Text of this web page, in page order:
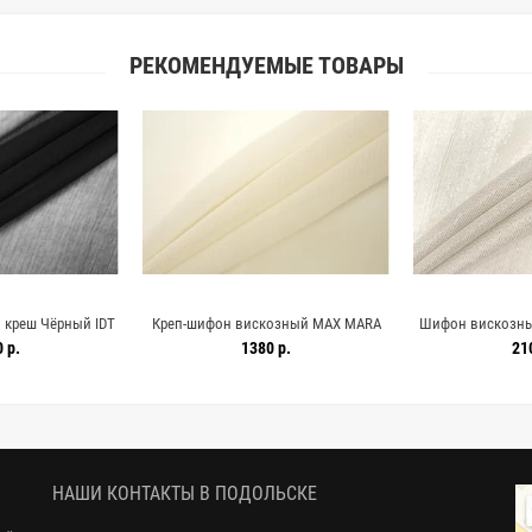
РЕКОМЕНДУЕМЫЕ ТОВАРЫ
Чёрный IDT
р.
Креп-шифон вискозный MAX MARA
Светло-бежевый MM H22/3 i10
1380 р.
Шифон
MARA
НАШИ КОНТАКТЫ В ПОДОЛЬСКЕ